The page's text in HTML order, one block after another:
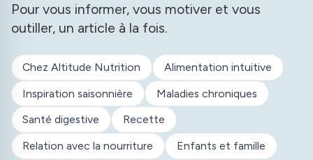
Pour vous informer, vous motiver et vous
outiller, un article à la fois.
Chez Altitude Nutrition
Alimentation intuitive
Inspiration saisonnière
Maladies chroniques
Santé digestive
Recette
Relation avec la nourriture
Enfants et famille